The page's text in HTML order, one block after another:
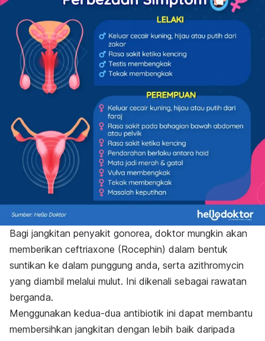
Bagi jangkitan penyakit gonorea, doktor mungkin akan
memberikan ceftriaxone (Rocephin) dalam bentuk
suntikan ke dalam punggung anda, serta azithromycin
yang diambil melalui mulut. Ini dikenali sebagai rawatan
berganda.
Menggunakan kedua-dua antibiotik ini dapat membantu
membersihkan jangkitan dengan lebih baik daripada